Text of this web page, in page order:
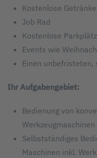
Kostenlose
Job Rad
Kostenlose
Events wie
Einen unbefristeten,
Ihr Aufgabengebiet:
Bedienung von
Werkzeugmaschinen
Selbstständiges
Maschinen inkl.